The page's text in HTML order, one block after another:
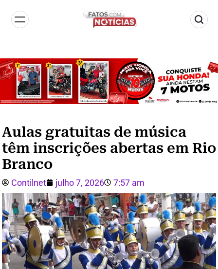
Aulas gratuitas de música
têm inscrições abertas em Rio
Branco
Contilnet julho 7, 2026 7:57 am